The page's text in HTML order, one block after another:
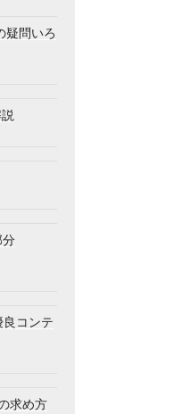
疑問いろ
分
良コンテ
求め方